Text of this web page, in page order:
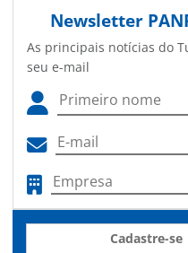
Newsletter
As principais notícias do
seu e-mail
Cadastre-se